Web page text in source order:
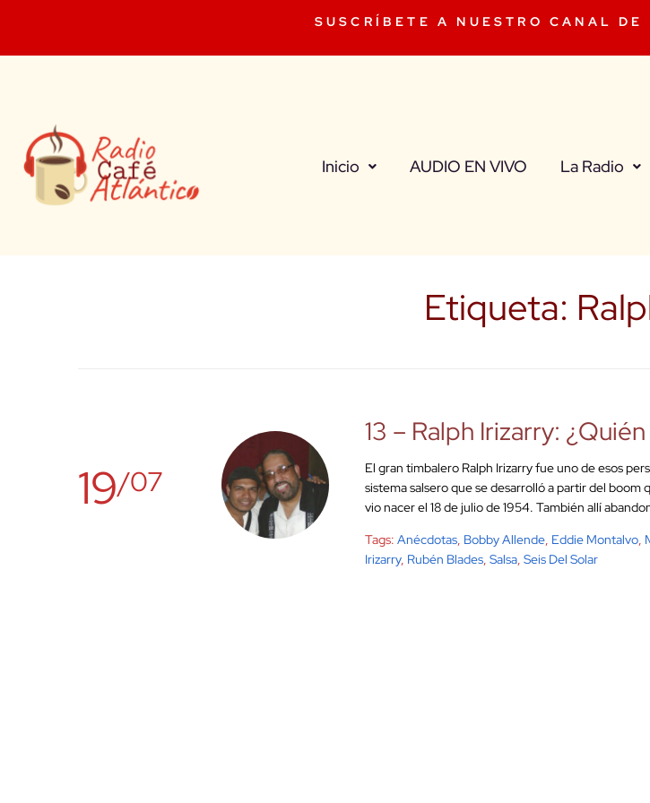
SUSCRÍBETE A NUESTRO CANAL DE
Inicio AUDIO EN VIVO La Radio
Etiqueta:
19/07
13 – Ralph Irizarry:
El gran timbalero Ralph Irizarry fue uno de esos
sistema salsero que se desarrolló a partir del
vio nacer el 18 de julio de 1954. También allí
Tags: Anécdotas, Bobby Allende, Eddie Montalvo,
Irizarry, Rubén Blades, Salsa, Seis Del Solar